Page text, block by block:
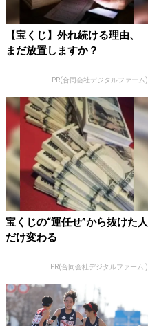
【宝くじ】外れ続ける理由、
まだ放置しますか？
PR(合同会社デジタルファーム)
宝くじの“運任せ”から抜けた人
だけ変わる
PR(合同会社デジタルファーム )